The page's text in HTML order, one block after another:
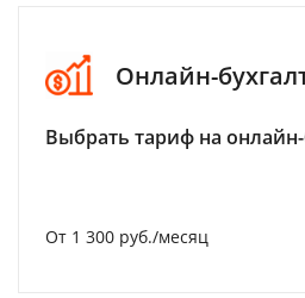
Онлайн-
Выбрать тариф на
От 1 300 руб./месяц